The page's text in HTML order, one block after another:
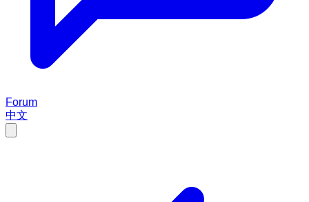
Forum
中文